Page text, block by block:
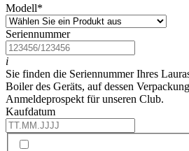
Modell*
Seriennummer
i
Sie finden die Seriennummer Ihres
Boiler des Geräts, auf dessen
Anmeldeprospekt für unseren Club.
Kaufdatum